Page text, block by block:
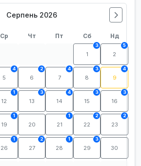
Серпень 2026
Ср Чт Пт Сб Нд
1
3
2
5
5
4
6
2
7
4
8
3
9
4
12
1
13
3
14
4
15
3
16
3
19
1
20 21
1
22
2
23
2
26
1
27
2
28
1
29
3
30